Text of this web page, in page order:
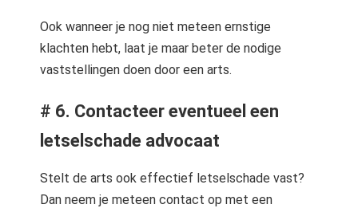
Ook wanneer je nog niet meteen ernstige
klachten hebt, laat je maar beter de nodige
vaststellingen doen door een arts.
# 6. Contacteer eventueel een
letselschade advocaat
Stelt de arts ook effectief letselschade vast?
Dan neem je meteen contact op met een